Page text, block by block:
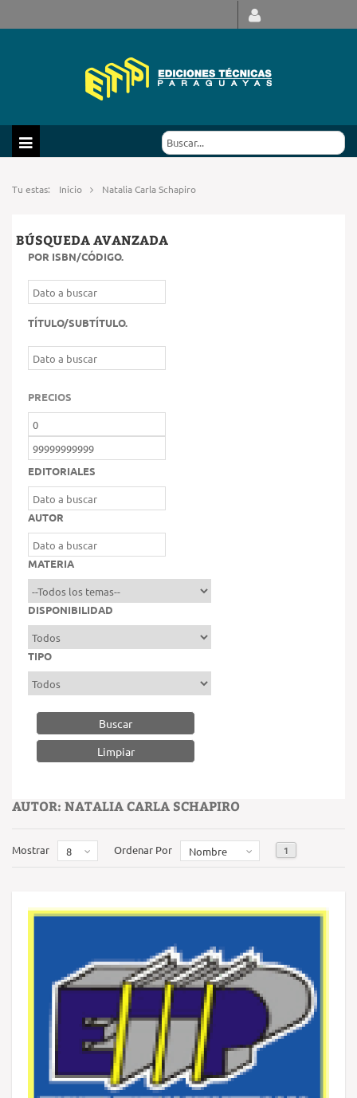
Tu estas: Inicio Natalia Carla Schapiro
BÚSQUEDA AVANZADA
POR ISBN/CÓDIGO.
TÍTULO/SUBTÍTULO.
PRECIOS
EDITORIALES
AUTOR
MATERIA
DISPONIBILIDAD
TIPO
Buscar
AUTOR: NATALIA CARLA SCHAPIRO
Mostrar 8 Ordenar Por Nombre 1